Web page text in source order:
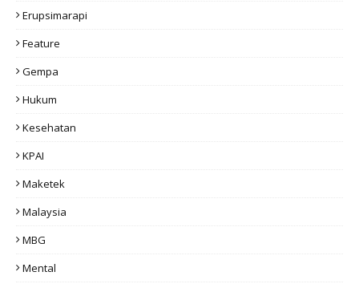
Erupsimarapi
Feature
Gempa
Hukum
Kesehatan
KPAI
Maketek
Malaysia
MBG
Mental